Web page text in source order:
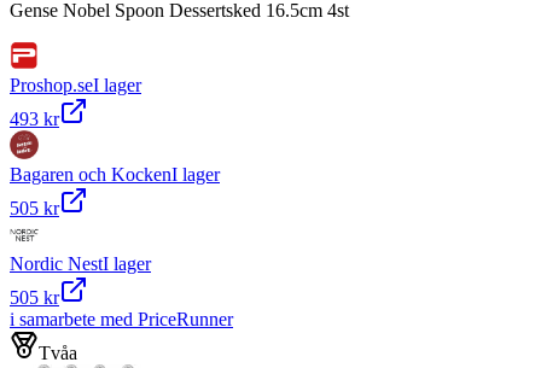
Gense Nobel Spoon Dessertsked 16.5cm 4st
Proshop.seI lager
493 kr
Bagaren och KockenI lager
505 kr
Nordic NestI lager
505 kr
i samarbete med PriceRunner
Tvåa